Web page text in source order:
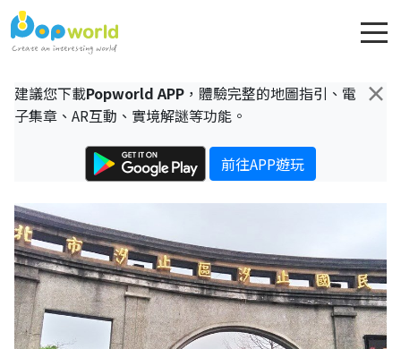
×
建議您下載Popworld APP ，體驗完整的地圖指引、電
子集章、AR互動、實境解謎等功能。
前往APP遊玩